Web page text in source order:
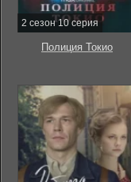
2 сезон 10 серия
Полиция Токио